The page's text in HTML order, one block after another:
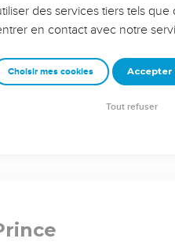
plus de sagesse afin que leurs
une équipe, un groupe ou une
des services tiers tels
en contact avec notre
Choisir mes cookies Accepter
Tout refuser